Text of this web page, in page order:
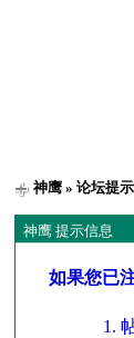
神鹰 » 论坛提示
神鹰 提示信息
如果您已